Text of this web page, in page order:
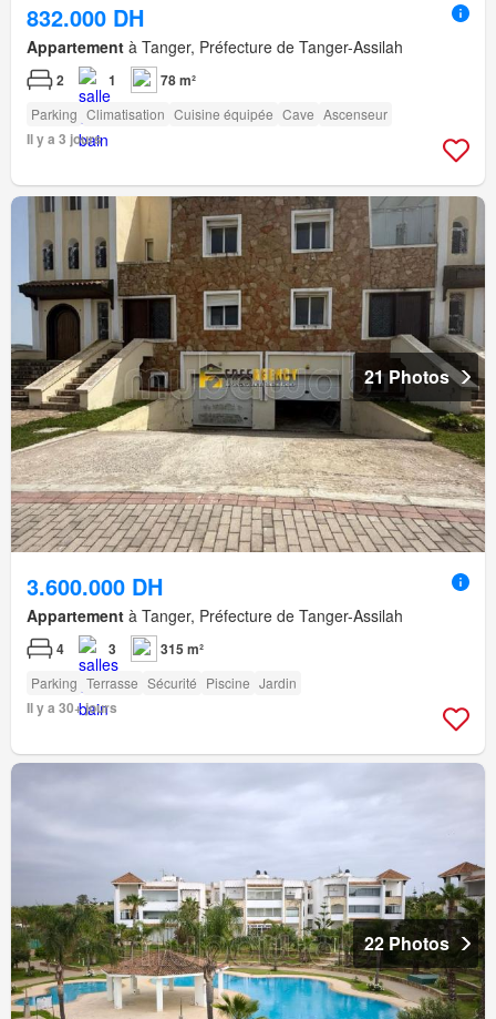
832.000 DH
Appartement à Tanger, Préfecture de Tanger-Assilah
2 1 78 m²
Parking Climatisation Cuisine équipée Cave Ascenseur
Il y a 3 jours
21 Photos
3.600.000 DH
Appartement à Tanger, Préfecture de Tanger-Assilah
4 3 315 m²
Parking Terrasse Sécurité Piscine Jardin
Il y a 30+ jours
22 Photos